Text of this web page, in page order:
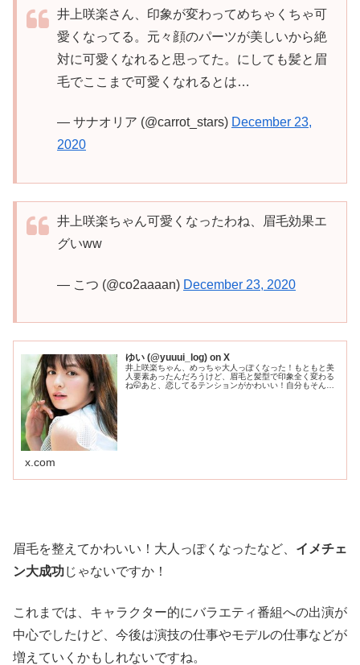
井上咲楽さん、印象が変わってめちゃくちゃ可
愛くなってる。元々顔のパーツが美しいから絶
対に可愛くなれると思ってた。にしても髪と眉
毛でここまで可愛くなれるとは…
— サナオリア (@carrot_stars) December 23,
2020
井上咲楽ちゃん可愛くなったわね、眉毛効果エ
グいww
— こつ (@co2aaaan) December 23, 2020
ゆい (@yuuui_log) on X
井上咲楽ちゃん、めっちゃ大人っぽくなった！もともと美
人要素あったんだろうけど、眉毛と髪型で印象全く変わる
ね🤭あと、恋してるテンションがかわいい！自分もそんな
x.com
眉毛を整えてかわいい！大人っぽくなったなど、 イメチェ
ン大成功じゃないですか！
これまでは、キャラクター的にバラエティ番組への出演が
中心でしたけど、今後は演技の仕事やモデルの仕事などが
増えていくかもしれないですね。